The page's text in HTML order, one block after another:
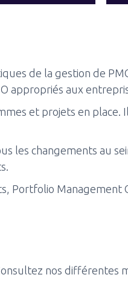
de la gestion de
appropriés aux
et projets en
les changements au
Portfolio Management
nos différentes